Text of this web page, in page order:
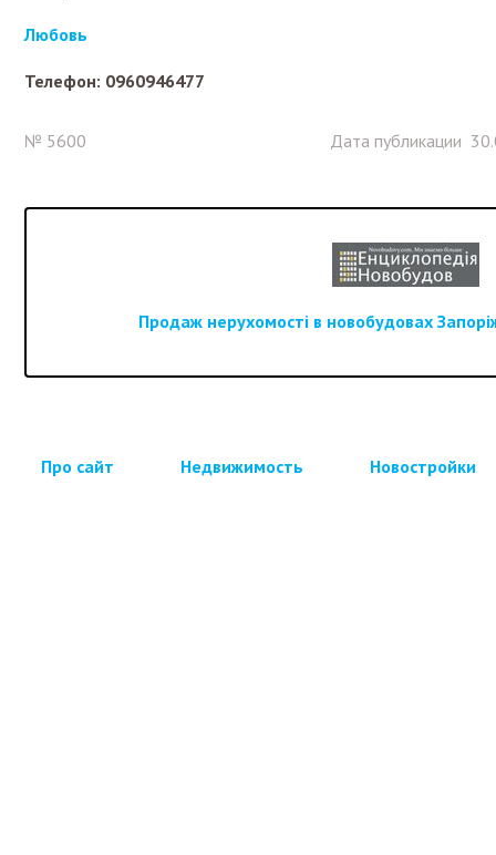
Любовь
Телефон: 0960946477
№ 5600 Дата публикации
Продаж нерухомості в новобудовах
Про сайт Недвижимость Новостройки